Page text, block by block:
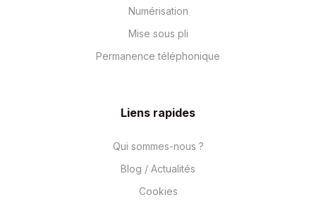
Numérisation
Mise sous pli
Permanence téléphonique
Liens rapides
Qui sommes-nous ?
Blog / Actualités
Cookies